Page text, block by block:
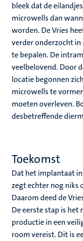
bleek dat de
microwells dan
worden. De Vries
verder onderzocht
te bepalen. De
veelbelovend. Door
locatie begonnen
microwells te
moeten overleven.
desbetreffende
Toekomst
Dat het implantaat
zegt echter nog niks
Daarom deed de
De eerste stap is
productie in een
room vereist. Dit is